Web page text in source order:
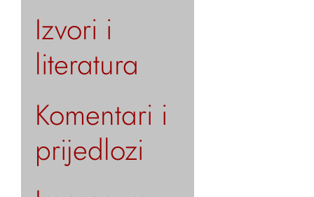
Izvori i
literatura
Komentari i
prijedlozi